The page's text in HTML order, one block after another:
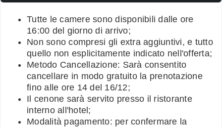
Tutte le camere sono disponibili dalle ore
16:00 del giorno di arrivo;
Non sono compresi gli extra aggiuntivi, e tutto
quello non esplicitamente indicato nell'offerta;
Metodo Cancellazione: Sarà consentito
cancellare in modo gratuito la prenotazione
fino alle ore 14 del 16/12;
Il cenone sarà servito presso il ristorante
interno all'hotel;
Modalità pagamento: per confermare la